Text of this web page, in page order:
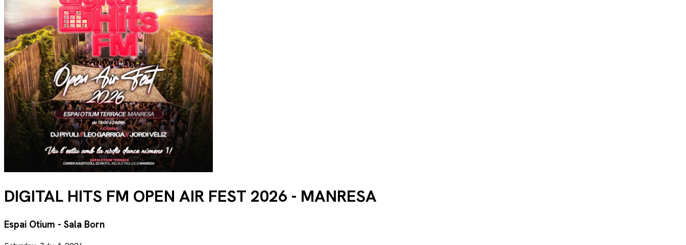
DIGITAL HITS FM OPEN AIR FEST 2026 - MANRESA
Espai Otium - Sala Born